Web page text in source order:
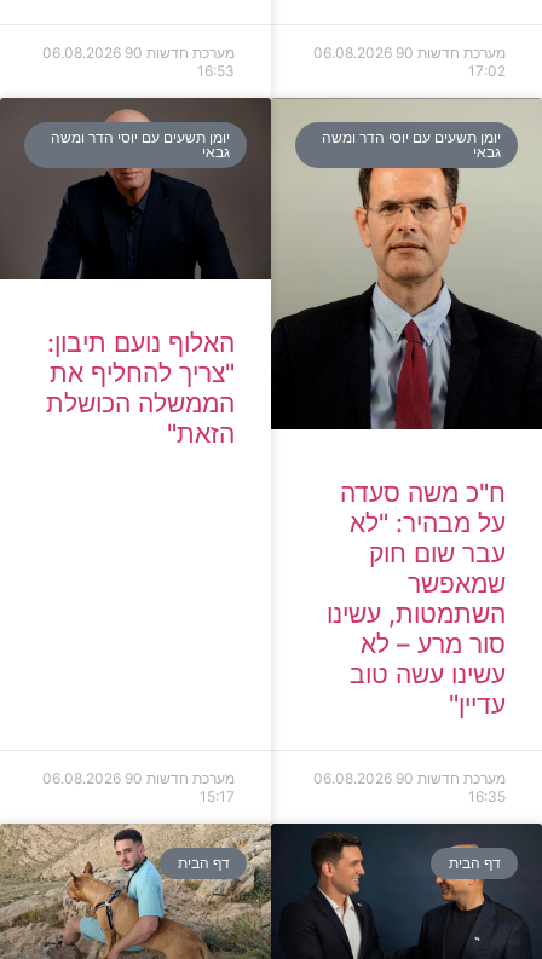
מערכת חדשות 90
06.08.2026
17:02
מערכת חדשות 90
06.08.2026
16:53
יומן תשעים עם יוסי הדר ומשה
גבאי
ח"כ משה סעדה
על מבהיר: "לא
עבר שום חוק
שמאפשר
השתמטות, עשינו
סור מרע – לא
עשינו עשה טוב
עדיין"
מערכת חדשות 90
06.08.2026
16:35
יומן תשעים עם יוסי הדר ומשה
גבאי
האלוף נועם תיבון:
"צריך להחליף את
הממשלה הכושלת
הזאת"
מערכת חדשות 90
06.08.2026
15:17
דף הבית דף הבית